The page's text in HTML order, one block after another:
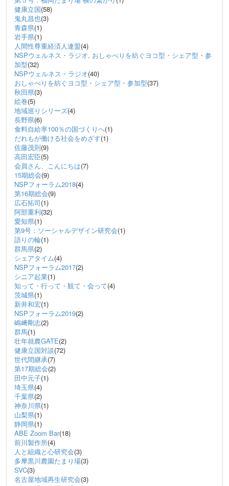
健康立国(58)
鬼丸昌也(3)
青森県(1)
岩手県(1)
人間性尊重経済人連盟(4)
NSPウェルネス・ラジオ, おしゃべりを紡ぐヨコ型・シェア型・参
加型(32)
NSPウェルネス・ラジオ(40)
おしゃべりを紡ぐヨコ型・シェア型・参加型(37)
秋田県(3)
絵巻(5)
地域巡りシリーズ(4)
長野県(6)
食料自給率100％の国づくりへ(1)
だれもが働ける社会をめざす(1)
佐藤茂則(9)
高田宏臣(5)
会員さん、こんにちは(7)
15期総会(9)
NSPフォーラム2018(4)
第16期総会(9)
広石拓司(1)
阿部重利(32)
愛知県(1)
第9号：ソーシャルデザイン研究会(1)
語りの輪(1)
群馬県(2)
シェアタイム(4)
NSPフォーラム2017(2)
シニア起業(1)
知って・行って・観て・会って(4)
茨城県(1)
新井和宏(1)
NSPフォーラム2019(2)
嶋﨑剛志(2)
群馬(1)
壮年就農GATE(2)
健康立国対談(72)
世代間継承(7)
第17期総会(2)
田中元子(1)
埼玉県(4)
千葉県(2)
神奈川県(1)
山梨県(1)
静岡県(1)
ABE Zoom Bar(18)
前川製作所(4)
人と組織と心研究会(3)
多摩黒川農園たまり場(3)
SVC(3)
名古屋地域再生研究会(3)